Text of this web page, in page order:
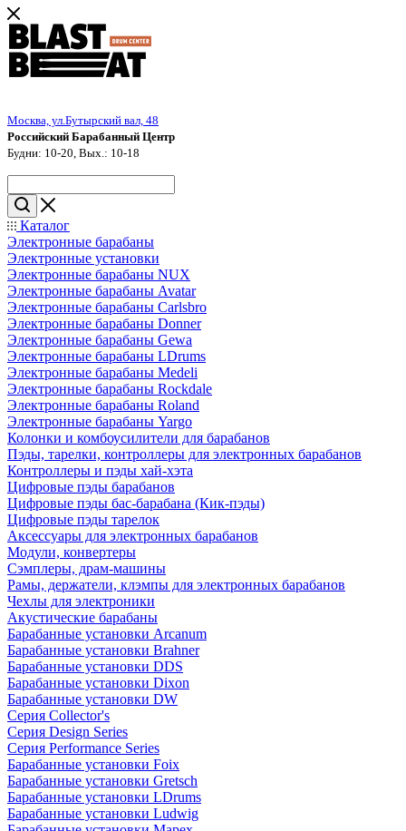
Москва, ул.Бутырский вал, 48
Российский Барабанный Центр
Будни: 10-20, Вых.: 10-18
Каталог
Электронные барабаны
Электронные установки
Электронные барабаны NUX
Электронные барабаны Avatar
Электронные барабаны Carlsbro
Электронные барабаны Donner
Электронные барабаны Gewa
Электронные барабаны LDrums
Электронные барабаны Medeli
Электронные барабаны Rockdale
Электронные барабаны Roland
Электронные барабаны Yargo
Колонки и комбоусилители для барабанов
Пэды, тарелки, контроллеры для электронных барабанов
Контроллеры и пэды хай-хэта
Цифровые пэды барабанов
Цифровые пэды бас-барабана (Кик-пэды)
Цифровые пэды тарелок
Аксессуары для электронных барабанов
Модули, конвертеры
Сэмплеры, драм-машины
Рамы, держатели, клэмпы для электронных барабанов
Чехлы для электроники
Акустические барабаны
Барабанные установки Arcanum
Барабанные установки Brahner
Барабанные установки DDS
Барабанные установки Dixon
Барабанные установки DW
Серия Collector's
Серия Design Series
Серия Performance Series
Барабанные установки Foix
Барабанные установки Gretsch
Барабанные установки LDrums
Барабанные установки Ludwig